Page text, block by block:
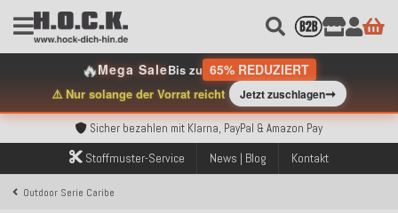
🔥Mega SaleBis zu 65% REDUZIERT
⚠️ Nur solange der Vorrat reicht Jetzt zuschlagen➞
Kostenloser Versand innerhalb Deutschlands ab 99€ Bestellwert
Über 120.000 erfolgreich versendete Bestellungen
Sicher bezahlen mit Klarna, PayPal & Amazon Pay
Kostenloser Versand innerhalb Deutschlands ab 99€ Bestellwert
Über 120.000 erfolgreich versendete Bestellungen
Sicher bezahlen mit Klarna, PayPal & Amazon Pay
Kostenloser Versand innerhalb Deutschlands ab 99€ Bestellwert
Stoffmuster-Service News | Blog Kontakt
Outdoor Serie Caribe